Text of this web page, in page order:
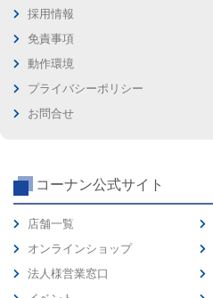
採用情報
免責事項
動作環境
プライバシーポリシー
お問合せ
コーナン公式サイト
店舗一覧
オンラインショップ
法人様営業窓口